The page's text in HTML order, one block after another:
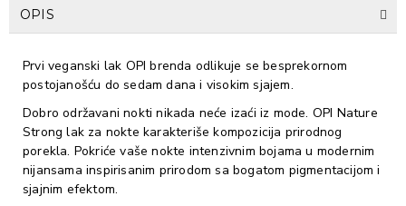
OPIS
Prvi veganski lak OPI brenda odlikuje se besprekornom
postojanošću do sedam dana i visokim sjajem.
Dobro održavani nokti nikada neće izaći iz mode. OPI Nature
Strong lak za nokte karakteriše kompozicija prirodnog
porekla. Pokriće vaše nokte intenzivnim bojama u modernim
nijansama inspirisanim prirodom sa bogatom pigmentacijom i
sjajnim efektom.